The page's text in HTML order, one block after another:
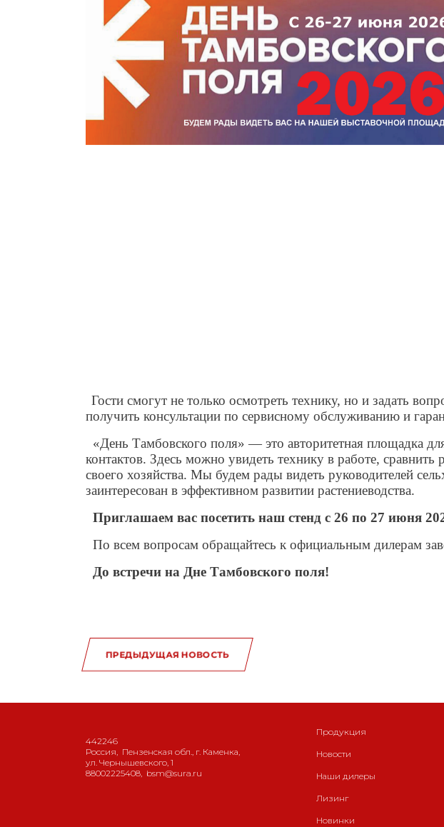
Гости смогут не только осмотреть технику, но и задать
получить консультации по сервисному обслуживанию и
«День Тамбовского поля» — это авторитетная площадка
контактов. Здесь можно увидеть технику в работе,
своего хозяйства. Мы будем рады видеть руководителей
заинтересован в эффективном развитии растениеводства.
Приглашаем вас посетить наш стенд с 26 по 27 июня
По всем вопросам обращайтесь к официальным дилерам
До встречи на Дне Тамбовского поля!
ПРЕДЫДУЩАЯ НОВОСТЬ
442246
Россия, Пензенская обл., г. Каменка,
ул. Чернышевского, 1
88002225408, bsm@sura.ru
Продукция
Новости
Наши дилеры
Лизинг
Новинки